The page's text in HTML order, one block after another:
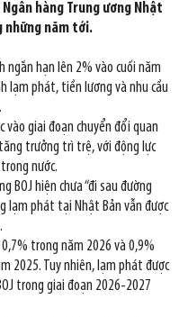
hàng Trung ương Nhật
những năm tới.
ngắn hạn lên 2% vào cuối năm
lạm phát, tiền lương và nhu cầu
vào giai đoạn chuyển đổi quan
trưởng trì trệ, với động lực
nước.
BOJ hiện chưa “đi sau đường
lạm phát tại Nhật Bản vẫn được
trong năm 2026 và 0,9%
2025. Tuy nhiên, lạm phát được
trong giai đoạn 2026-2027